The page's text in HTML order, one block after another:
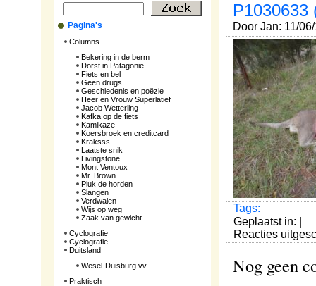
Pagina's
Columns
Bekering in de berm
Dorst in Patagonië
Fiets en bel
Geen drugs
Geschiedenis en poëzie
Heer en Vrouw Superlatief
Jacob Wetterling
Kafka op de fiets
Kamikaze
Koersbroek en creditcard
Kraksss…
Laatste snik
Livingstone
Mont Ventoux
Mr. Brown
Pluk de horden
Slangen
Verdwalen
Wijs op weg
Zaak van gewicht
Cyclografie
Cyclografie
Duitsland
Wesel-Duisburg vv.
Praktisch
P1030633
Door Jan: 11/
Tags:
Geplaatst in: |
Reacties
Nog geen